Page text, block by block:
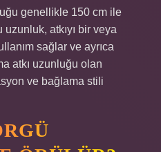
genellikle 150 cm ile
uzunluk, atkıyı bir veya
sağlar ve ayrıca
atkı uzunluğu olan
ve bağlama stili